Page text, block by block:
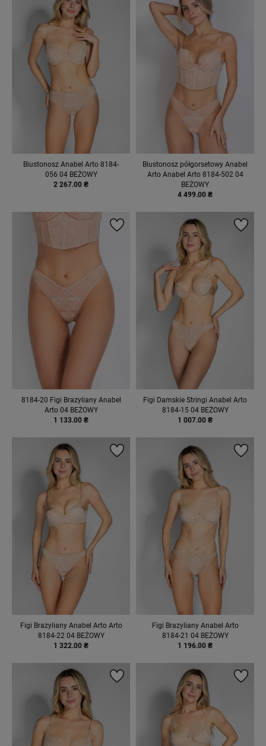
Biustonosz Anabel Arto 8184-
056 04 BEŻOWY
2 267.00 ₴
Biustonosz półgorsetowy Anabel
Arto Anabel Arto 8184-502 04
BEŻOWY
4 499.00 ₴
8184-20 Figi Brazyliany Anabel
Arto 04 BEŻOWY
1 133.00 ₴
Figi Damskie Stringi Anabel Arto
8184-15 04 BEŻOWY
1 007.00 ₴
Figi Brazyliany Anabel Arto Arto
8184-22 04 BEŻOWY
1 322.00 ₴
Figi Brazyliany Anabel Arto
8184-21 04 BEŻOWY
1 196.00 ₴